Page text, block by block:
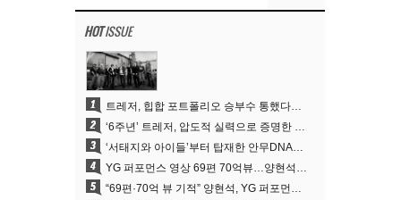
HOTISSUE
1 트레저, 힙합 포트폴리오 승부수 통했다…데뷔 6주년 새 도약
2 ‘6주년’ 트레저, 압도적 실력으로 증명한 ‘YG의 보물’ 진가
3 ‘서태지와 아이들’부터 탑재한 안무DNA…양현석, YG 퍼포먼스 비디오 70억 뷰 신화의 시작
4 YG 퍼포먼스 영상 69편 70억뷰…양현석 제작 철학 통했다
5 “69편·70억 뷰 기적” 양현석, YG 퍼포먼스 비디오 100% 직접 만든 이유